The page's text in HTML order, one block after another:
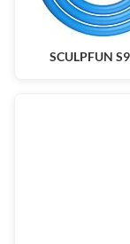
SCULPFUN